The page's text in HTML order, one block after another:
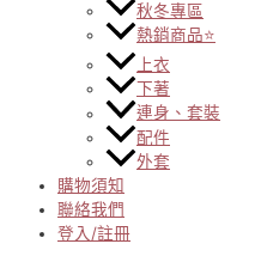
秋冬專區
熱銷商品⭐
上衣
下著
連身、套裝
配件
外套
購物須知
聯絡我們
登入/註冊